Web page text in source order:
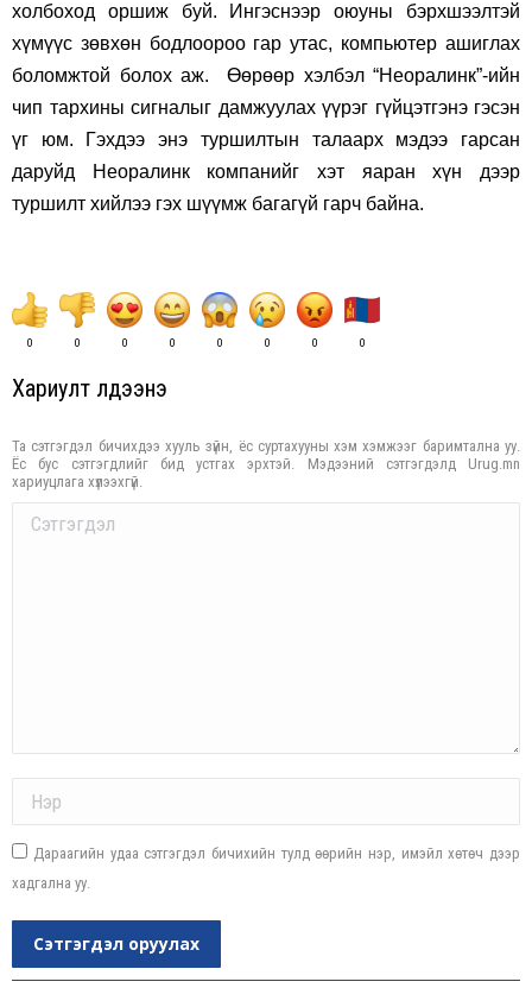
холбоход оршиж буй. Ингэснээр оюуны бэрхшээлтэй
хүмүүс зөвхөн бодлоороо гар утас, компьютер ашиглах
боломжтой болох аж. Өөрөөр хэлбэл “Неоралинк”-ийн
чип тархины сигналыг дамжуулах үүрэг гүйцэтгэнэ гэсэн
үг юм. Гэхдээ энэ туршилтын талаарх мэдээ гарсан
даруйд Неоралинк компанийг хэт яаран хүн дээр
туршилт хийлээ гэх шүүмж багагүй гарч байна.
0 0 0 0 0 0 0 0
Хариулт үлдээнэ үү
Та сэтгэгдэл бичихдээ хууль зүйн, ёс суртахууны хэм хэмжээг баримтална уу.
Ёс бус сэтгэгдлийг бид устгах эрхтэй. Мэдээний сэтгэгдэлд Urug.mn
хариуцлага хүлээхгүй.
Comment
Дараагийн удаа сэтгэгдэл бичихийн тулд өөрийн нэр, имэйл хөтөч дээр
хадгална уу.
Сэтгэгдэл оруулах